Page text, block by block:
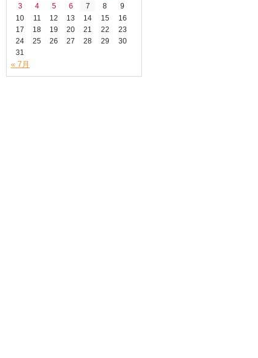
3
4 5 6 7 8
9
10
11 12 13 14 15
16
17
18 19 20 21 22
23
24
25 26 27 28 29
30
31
« 7月